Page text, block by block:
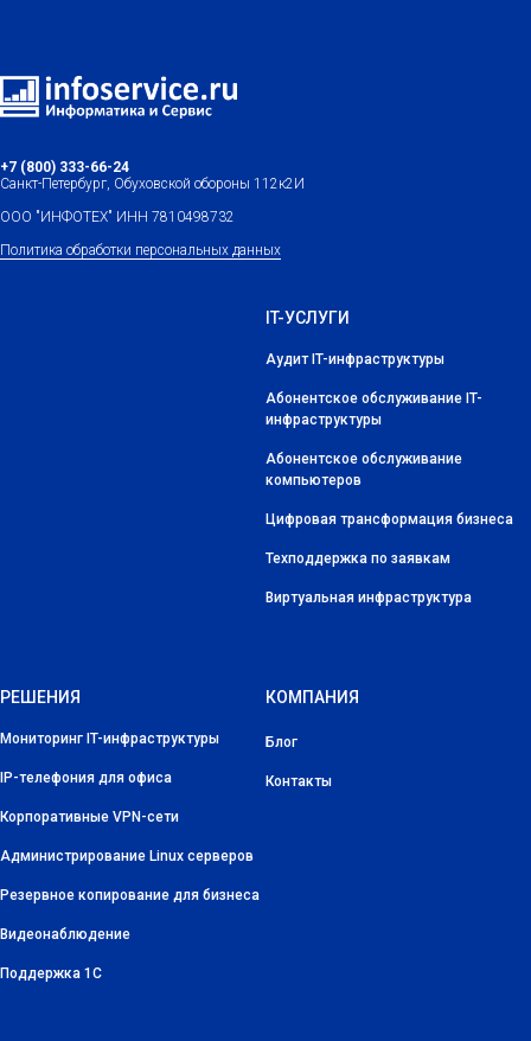
+7 (800) 333-66-24
Санкт-Петербург, Обуховской обороны 112к2И
ООО "ИНФОТЕХ" ИНН 7810498732
Политика обработки персональных данных
IT-УСЛУГИ
Аудит IT-инфраструктуры
Абонентское обслуживание IT-
инфраструктуры
Абонентское обслуживание
компьютеров
Цифровая трансформация бизнеса
Техподдержка по заявкам
Виртуальная инфраструктура
РЕШЕНИЯ
Мониторинг IT-инфраструктуры
IP-телефония для офиса
Корпоративные VPN-сети
Администрирование Linux серверов
Резервное копирование для бизнеса
Видеонаблюдение
Поддержка 1С
КОМПАНИЯ
Блог
Контакты